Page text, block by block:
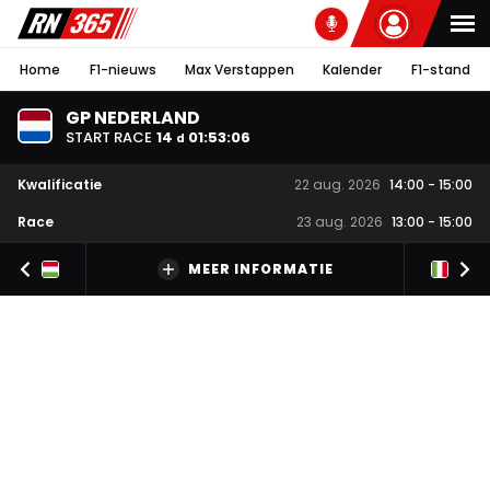
Home F1-nieuws Max Verstappen Kalender F1-stand
GP NEDERLAND
START RACE 14 d 01:53:05
Kwalificatie 22 aug. 2026 14:00 - 15:00
Race
23 aug. 2026 13:00 - 15:00
MEER INFORMATIE